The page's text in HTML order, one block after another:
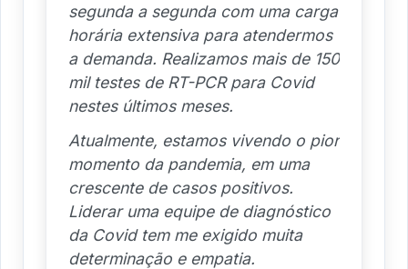
segunda a segunda com uma carga
horária extensiva para atendermos
a demanda. Realizamos mais de 150
mil testes de RT-PCR para Covid
nestes últimos meses.
Atualmente, estamos vivendo o pior
momento da pandemia, em uma
crescente de casos positivos.
Liderar uma equipe de diagnóstico
da Covid tem me exigido muita
determinação e empatia.